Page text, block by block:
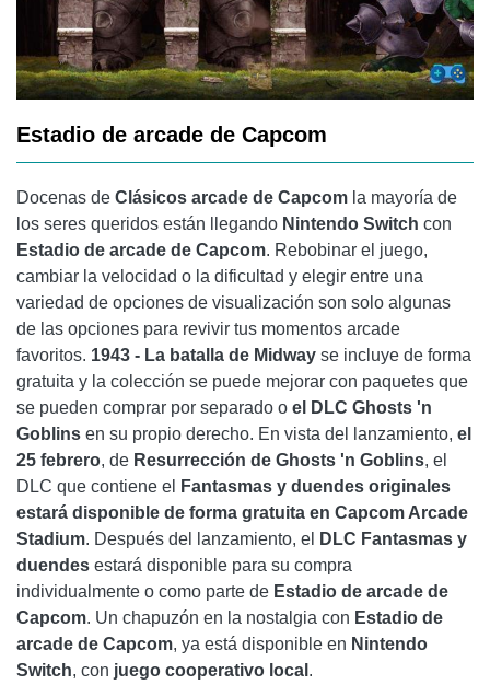
Estadio de arcade de Capcom
Docenas de Clásicos arcade de Capcom la mayoría de
los seres queridos están llegando Nintendo Switch con
Estadio de arcade de Capcom. Rebobinar el juego,
cambiar la velocidad o la dificultad y elegir entre una
variedad de opciones de visualización son solo algunas
de las opciones para revivir tus momentos arcade
favoritos. 1943 - La batalla de Midway se incluye de forma
gratuita y la colección se puede mejorar con paquetes que
se pueden comprar por separado o el DLC Ghosts 'n
Goblins en su propio derecho. En vista del lanzamiento, el
25 febrero, de Resurrección de Ghosts 'n Goblins, el
DLC que contiene el
Fantasmas y duendes originales
estará disponible de forma gratuita en Capcom Arcade
Stadium. Después del lanzamiento, el DLC Fantasmas y
duendes estará disponible para su compra
individualmente o como parte de Estadio de arcade de
Capcom. Un chapuzón en la nostalgia con Estadio de
arcade de Capcom, ya está disponible en Nintendo
Switch, con juego cooperativo local .